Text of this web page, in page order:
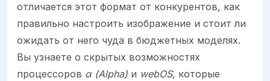
отличается этот формат от конкурентов, как
правильно настроить изображение и стоит ли
ожидать от него чуда в бюджетных моделях.
Вы узнаете о скрытых возможностях
процессоров α (Alpha) и webOS, которые